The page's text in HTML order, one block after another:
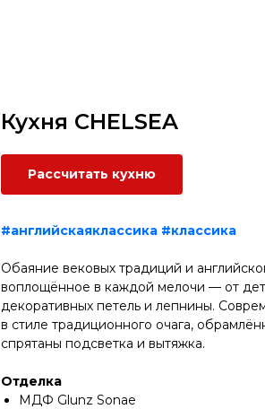
Кухня CHELSEA
Рассчитать кухню
#английскаяклассика #классика
Обаяние вековых традиций и
воплощённое в каждой мелочи — от
декоративных петель и лепнины.
в стиле традиционного очага,
спрятаны подсветка и вытяжка.
Отделка
МДФ Glunz Sonae